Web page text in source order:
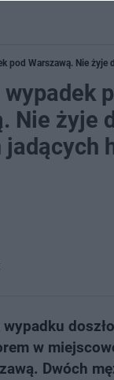
pod Warszawą. Nie żyje
Nie żyje
jadących
w
Dwóch